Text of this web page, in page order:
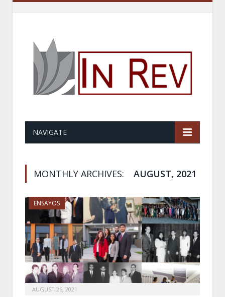
NAVIGATE
MONTHLY ARCHIVES: AUGUST, 2021
ENSAYOS
AUGUST 26, 2021